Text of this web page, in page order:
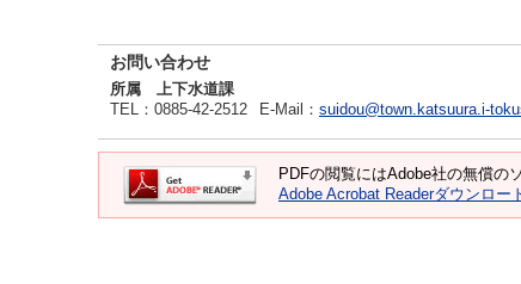
お問い合わせ
所属 上下水道課
TEL ：0885-42-2512 E-Mail ： suidou@town.katsuura.i-
PDFの閲覧にはAdobe社の無償の
Adobe Acrobat Readerダウンロー